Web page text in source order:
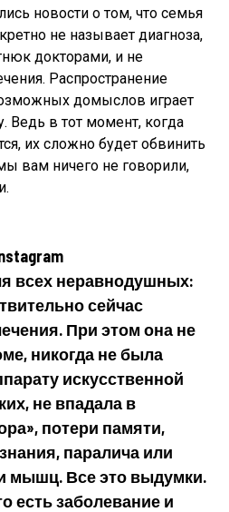
новости о том, что семья
не называет диагноза,
докторами, и не
Распространение
домыслов играет
Ведь в тот момент, когда
их сложно будет обвинить
вам ничего не говорили,
всех неравнодушных:
сейчас
При этом она не
никогда не была
искусственной
не впадала в
потери памяти,
паралича или
мышц. Все это выдумки.
есть заболевание и